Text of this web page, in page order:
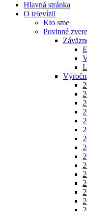
Hlavná stránka
O televízii
Kto sme
Povinné